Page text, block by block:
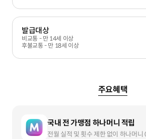
발급대상
비교통 - 만 14세 이상
후불교통 - 만 18세 이상
주요혜택
국내 전 가맹점 하나머니 적립
전월 실적 및 횟수 제한 없이 하나머